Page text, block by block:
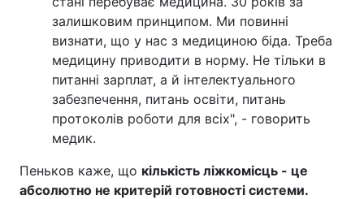
залишковим принципом. Ми повинні
визнати, що у нас з медициною біда. Треба
медицину приводити в норму. Не тільки в
питанні зарплат, а й інтелектуального
забезпечення, питань освіти, питань
протоколів роботи для всіх", - говорить
медик.
Пеньков каже, що кількість ліжкомісць - це
абсолютно не критерій готовності системи.